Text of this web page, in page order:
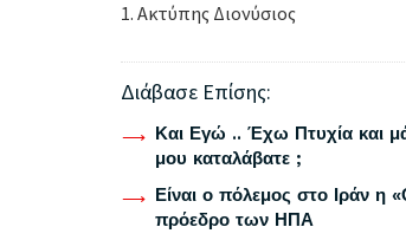
1. Ακτύπης Διονύσιος
Διάβασε Επίσης:
Και Εγώ .. Έχω Πτυχία και
μου καταλάβατε ;
Είναι ο πόλεμος στο Ιράν η
πρόεδρο των ΗΠΑ